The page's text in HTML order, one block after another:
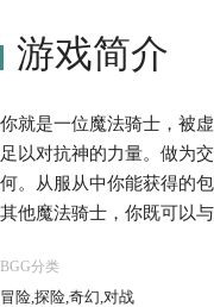
游戏简介
你就是一位魔法骑士，被
足以对抗神的力量。做为
何。从服从中你能获得的
其他魔法骑士，你既可以
BGG分类
冒险,探险,奇幻,对战